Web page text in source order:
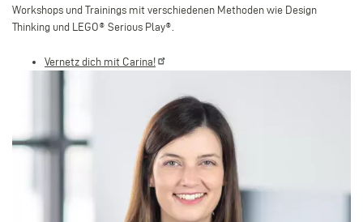
Workshops und Trainings mit verschiedenen Methoden wie Design
Thinking und LEGO® Serious Play®.
Vernetz dich mit Carina!